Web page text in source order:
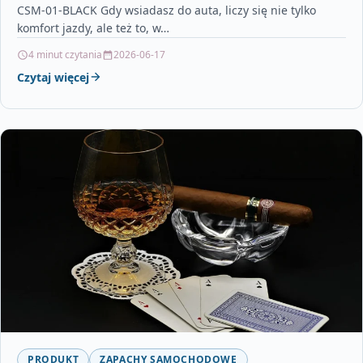
CSM-01-BLACK Gdy wsiadasz do auta, liczy się nie tylko
komfort jazdy, ale też to, w…
4 minut czytania 2026-06-17
Czytaj więcej
PRODUKT ZAPACHY SAMOCHODOWE